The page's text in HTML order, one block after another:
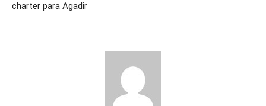
charter para Agadir